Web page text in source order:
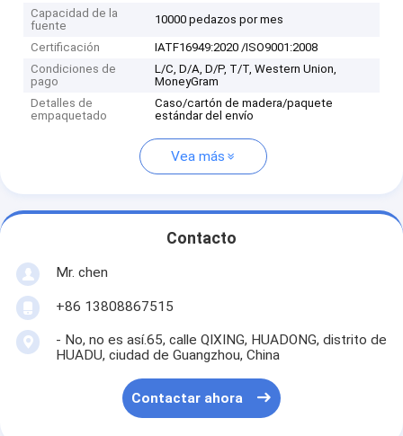
Capacidad de la
fuente
10000 pedazos por mes
Certificación
IATF16949:2020 /ISO9001:2008
Condiciones de
pago
L/C, D/A, D/P, T/T, Western Union,
MoneyGram
Detalles de
empaquetado
Caso/cartón de madera/paquete
estándar del envío
Vea más
Contacto
Mr. chen
+86 13808867515
- No, no es así.65, calle QIXING, HUADONG, distrito de
HUADU, ciudad de Guangzhou, China
Contactar ahora